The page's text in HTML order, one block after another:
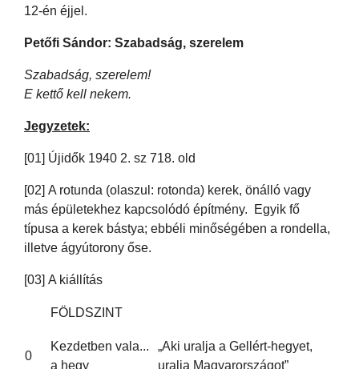
12-én éjjel.
Petőfi Sándor: Szabadság, szerelem
Szabadság, szerelem!
E kettő kell nekem.
Jegyzetek:
[01] Újidők 1940 2. sz 718. old
[02] A rotunda (olaszul: rotonda) kerek, önálló vagy
más épületekhez kapcsolódó építmény. Egyik fő
típusa a kerek bástya; ebbéli minőségében a rondella,
illetve ágyútorony őse.
[03] A kiállítás
FÖLDSZINT
0
Kezdetben vala...
a hegy
„Aki uralja a Gellért-hegyet,
uralja Magyarországot”